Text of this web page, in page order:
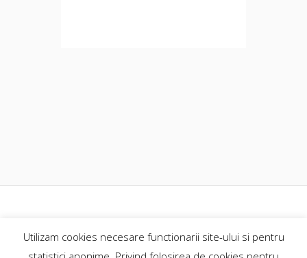
contact@goexplore.ro
Utilizam cookies necesare functionarii site-ului si pentru